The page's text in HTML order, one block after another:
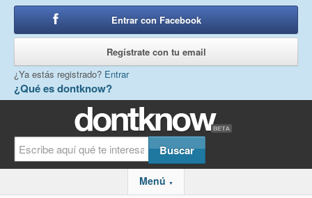
¿Qué es dontknow?
Entrar con Facebook
Regístrate con tu email
¿Ya estás registrado? Entrar
Menú ▼